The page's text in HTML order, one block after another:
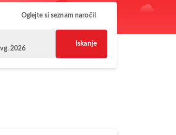
Oglejte si seznam naročil
2026
Iskanje